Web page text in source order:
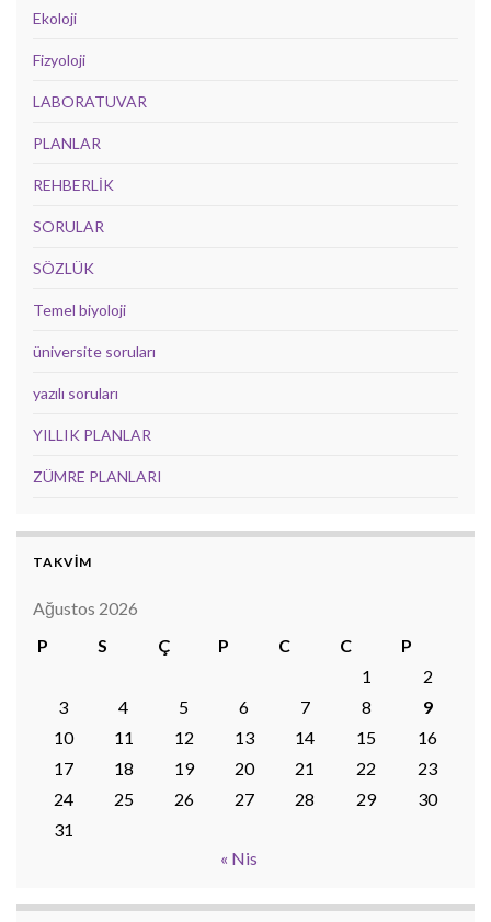
Ekoloji
Fizyoloji
LABORATUVAR
PLANLAR
REHBERLİK
SORULAR
SÖZLÜK
Temel biyoloji
üniversite soruları
yazılı soruları
YILLIK PLANLAR
ZÜMRE PLANLARI
TAKVİM
Ağustos 2026
P
S Ç P C C
P
1
2
3
4 5 6 7 8
9
10
11 12 13 14 15
16
17
18 19 20 21 22
23
24
25 26 27 28 29
30
31
« Nis